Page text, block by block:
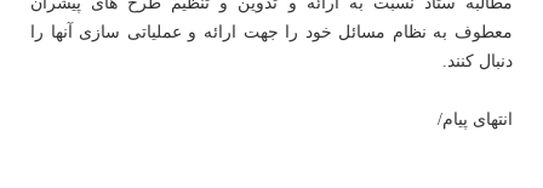
معطوف به نظام مسائل خود را جهت ارائه و عملیاتی سازی آنها را
دنبال کنند.
انتهای پیام/